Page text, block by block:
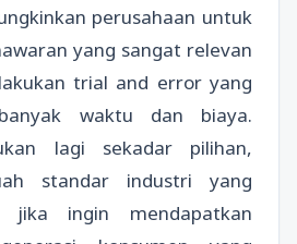
perusahaan untuk
yang sangat relevan
trial and error yang
waktu dan biaya.
lagi sekadar pilihan,
standar industri yang
jika ingin mendapatkan